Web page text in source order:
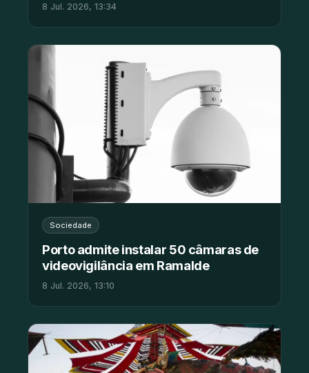
8 Jul. 2026, 13:34
Sociedade
Porto admite instalar 50 câmaras de
videovigilância em Ramalde
8 Jul. 2026, 13:10